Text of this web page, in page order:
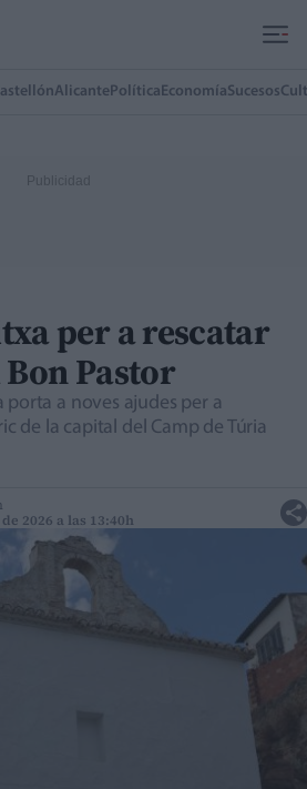
Alicante Política EconomíaSucesos
per a rescatar
Pastor
porta a noves ajudes per a
de la capital del Camp de Túria
2026 a las 13:40h